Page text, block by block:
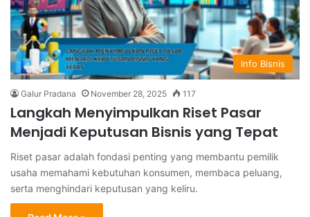
Info Bisnis
Galur Pradana November 28, 2025 117
Langkah Menyimpulkan Riset Pasar
Menjadi Keputusan Bisnis yang Tepat
Riset pasar adalah fondasi penting yang membantu pemilik
usaha memahami kebutuhan konsumen, membaca peluang,
serta menghindari keputusan yang keliru.